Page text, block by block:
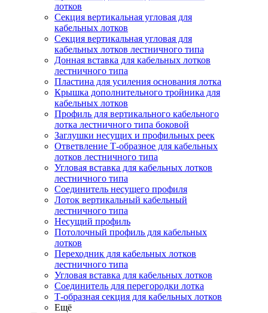
лотков
Секция вертикальная угловая для
кабельных лотков
Секция вертикальная угловая для
кабельных лотков лестничного типа
Донная вставка для кабельных лотков
лестничного типа
Пластина для усиления основания лотка
Крышка дополнительного тройника для
кабельных лотков
Профиль для вертикального кабельного
лотка лестничного типа боковой
Заглушки несущих и профильных реек
Ответвление Т-образное для кабельных
лотков лестничного типа
Угловая вставка для кабельных лотков
лестничного типа
Соединитель несущего профиля
Лоток вертикальный кабельный
лестничного типа
Несущий профиль
Потолочный профиль для кабельных
лотков
Переходник для кабельных лотков
лестничного типа
Угловая вставка для кабельных лотков
Соединитель для перегородки лотка
Т-образная секция для кабельных лотков
Ещё